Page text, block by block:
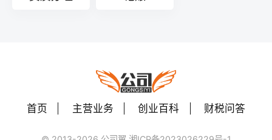
首页 主营业务 创业百科 财税问答